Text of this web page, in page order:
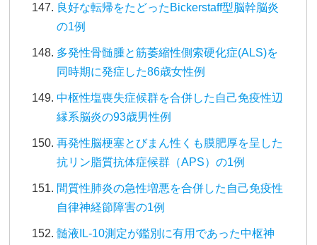
良好な転帰をたどったBickerstaff型脳幹脳炎
の1例
多発性骨髄腫と筋萎縮性側索硬化症(ALS)を
同時期に発症した86歳女性例
中枢性塩喪失症候群を合併した自己免疫性辺
縁系脳炎の93歳男性例
再発性脳梗塞とびまん性くも膜肥厚を呈した
抗リン脂質抗体症候群（APS）の1例
間質性肺炎の急性増悪を合併した自己免疫性
自律神経節障害の1例
髄液IL-10測定が鑑別に有用であった中枢神